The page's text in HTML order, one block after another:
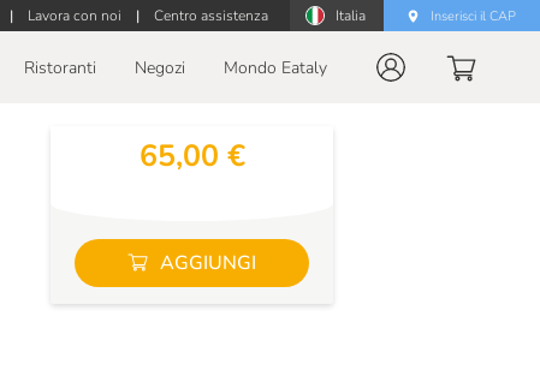
| Lavora con noi | Centro assistenza Italia Inserisci il CAP
Ristoranti Negozi Mondo Eataly
65,00 €
AGGIUNGI